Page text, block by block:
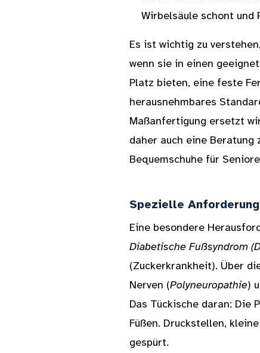
Wirbelsäule schont und
Es ist wichtig zu
wenn sie in einen
Platz bieten, eine feste
herausnehmbares
Maßanfertigung ersetzt
daher auch eine Beratung
Bequemschuhe für
Spezielle
Eine besondere
Diabetische Fußsyndrom
(Zuckerkrankheit). Über
Nerven (Polyneuropathie)
Das Tückische daran: Die
Füßen. Druckstellen,
gespürt.